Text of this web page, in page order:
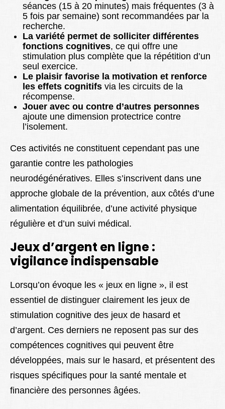
séances (15 à 20 minutes) mais fréquentes (3 à
5 fois par semaine) sont recommandées par la
recherche.
La variété permet de solliciter différentes
fonctions cognitives, ce qui offre une
stimulation plus complète que la répétition d’un
seul exercice.
Le plaisir favorise la motivation et renforce
les effets cognitifs via les circuits de la
récompense.
Jouer avec ou contre d’autres personnes
ajoute une dimension protectrice contre
l’isolement.
Ces activités ne constituent cependant pas une
garantie contre les pathologies
neurodégénératives. Elles s’inscrivent dans une
approche globale de la prévention, aux côtés d’une
alimentation équilibrée, d’une activité physique
régulière et d’un suivi médical.
Jeux d’argent en ligne :
vigilance indispensable
Lorsqu’on évoque les « jeux en ligne », il est
essentiel de distinguer clairement les jeux de
stimulation cognitive des jeux de hasard et
d’argent. Ces derniers ne reposent pas sur des
compétences cognitives qui peuvent être
développées, mais sur le hasard, et présentent des
risques spécifiques pour la santé mentale et
financière des personnes âgées.